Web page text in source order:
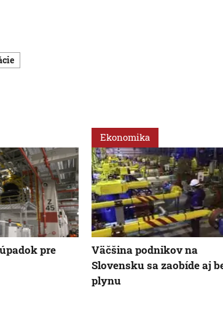
pre
Ekonomika
Väčšina podnikov na
Slovensku sa zaobíde aj
plynu